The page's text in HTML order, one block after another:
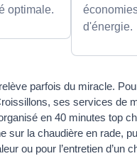
optimale.
d'énergie.
parfois du miracle.
ses services de
en 40 minutes top
sur la chaudière en rade,
ou pour l’entretien